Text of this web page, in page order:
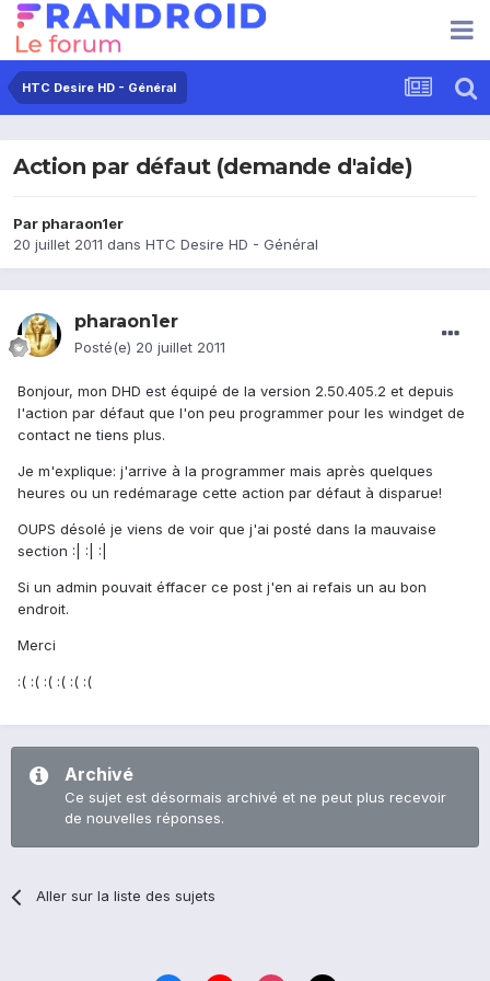
HTC Desire HD - Général
Action par défaut (demande d'aide)
Par pharaon1er
20 juillet 2011 dans HTC Desire HD - Général
pharaon1er
Posté(e) 20 juillet 2011
Bonjour, mon DHD est équipé de la version 2.50.405.2 et depuis
l'action par défaut que l'on peu programmer pour les windget de
contact ne tiens plus.
Je m'explique: j'arrive à la programmer mais après quelques
heures ou un redémarage cette action par défaut à disparue!
OUPS désolé je viens de voir que j'ai posté dans la mauvaise
section :| :| :|
Si un admin pouvait éffacer ce post j'en ai refais un au bon
endroit.
Merci
:( :( :( :( :( :(
Archivé
Ce sujet est désormais archivé et ne peut plus recevoir
de nouvelles réponses.
Aller sur la liste des sujets